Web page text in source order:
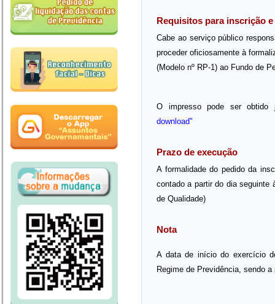
Requisitos para inscrição
Cabe ao serviço público
proceder oficiosamente à
(Modelo nº RP-1) ao Fundo de
O impresso pode ser obtido
download"
Prazo de execução
A formalidade do pedido da
contado a partir do dia seguinte
de Qualidade)
Nota
A data de início do exercício
Regime de Previdência, sendo